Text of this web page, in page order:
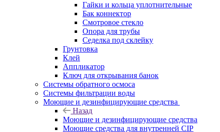
Гайки и кольца уплотнительные
Бак коннектор
Смотровое стекло
Опора для трубы
Седелка под склейку
Грунтовка
Клей
Аппликатор
Ключ для открывания банок
Системы обратного осмоса
Системы фильтрации воды
Моющие и дезинфицирующие средства
Назад
Моющие и дезинфицирующие средства
Моющие средства для внутренней CIP